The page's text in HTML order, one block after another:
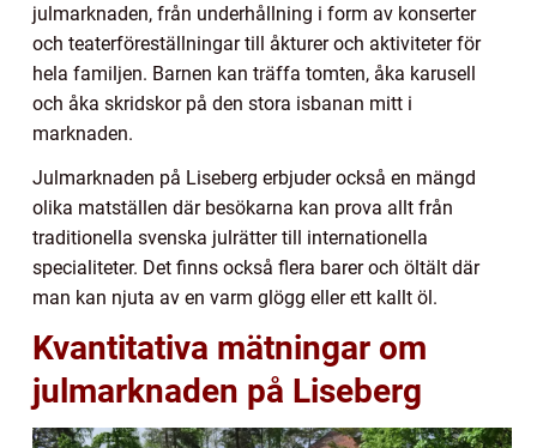
julmarknaden, från underhållning i form av konserter
och teaterföreställningar till åkturer och aktiviteter för
hela familjen. Barnen kan träffa tomten, åka karusell
och åka skridskor på den stora isbanan mitt i
marknaden.
Julmarknaden på Liseberg erbjuder också en mängd
olika matställen där besökarna kan prova allt från
traditionella svenska julrätter till internationella
specialiteter. Det finns också flera barer och öltält där
man kan njuta av en varm glögg eller ett kallt öl.
Kvantitativa mätningar om
julmarknaden på Liseberg